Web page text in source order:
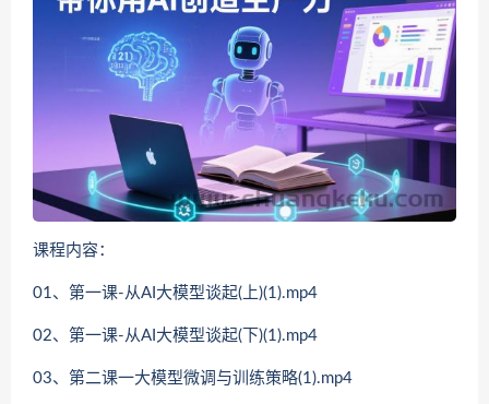
课程内容：
01、第一课-从AI大模型谈起(上)(1).mp4
02、第一课-从AI大模型谈起(下)(1).mp4
03、第二课一大模型微调与训练策略(1).mp4